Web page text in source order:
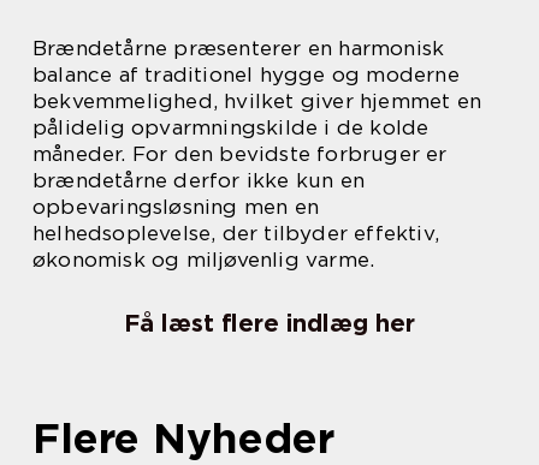
Brændetårne præsenterer en harmonisk
balance af traditionel hygge og moderne
bekvemmelighed, hvilket giver hjemmet en
pålidelig opvarmningskilde i de kolde
måneder. For den bevidste forbruger er
brændetårne derfor ikke kun en
opbevaringsløsning men en
helhedsoplevelse, der tilbyder effektiv,
økonomisk og miljøvenlig varme.
Få læst flere indlæg her
Flere Nyheder